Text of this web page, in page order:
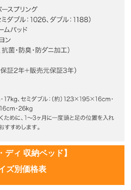
ディ 収納ベッド】
ズ別価格表